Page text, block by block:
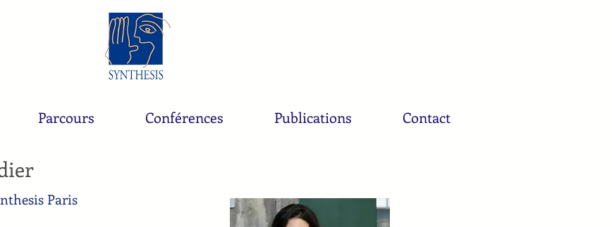
Parcours Conférences Publications Contact
Paris